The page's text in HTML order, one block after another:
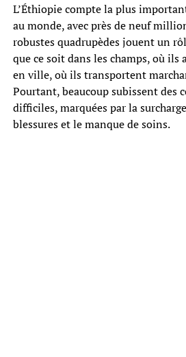
L’Éthiopie compte la plus
au monde, avec près de neuf
robustes quadrupèdes jouent un
que ce soit dans les champs, où ils
en ville, où ils transportent
Pourtant, beaucoup subissent des
difficiles, marquées par la
blessures et le manque de soins.